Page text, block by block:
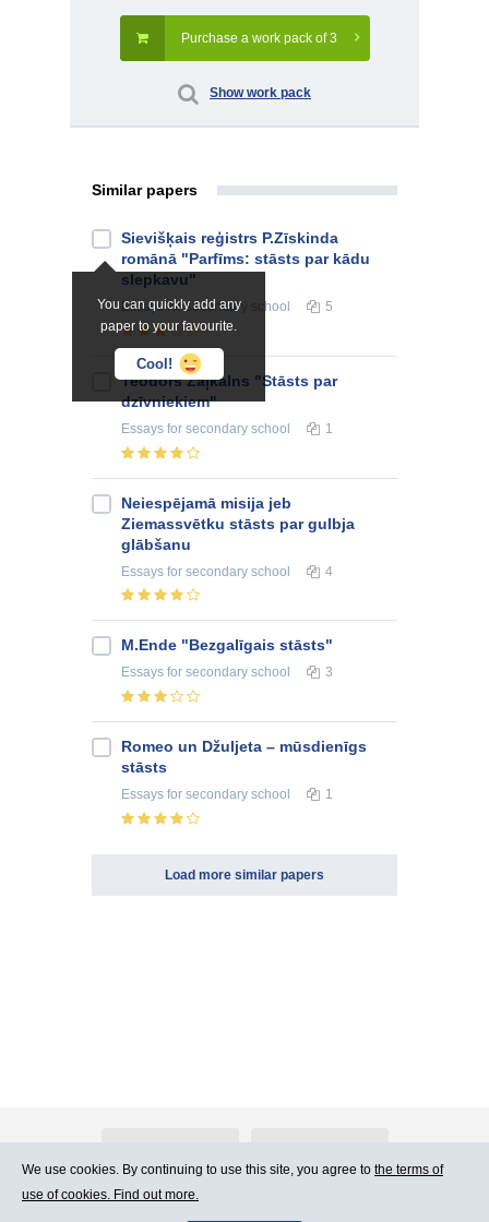
Purchase a work pack of 3
Show work pack
Similar papers
You can quickly add any
paper to your favourite.
Cool!
Sievišķais reģistrs P.Zīskinda
romānā "Parfīms: stāsts par kādu
slepkavu"
Essaysfor secondary school 5
Teodors Zaļkalns "Stāsts par
dzīvniekiem"
Essays for secondary school 1
Neiespējamā misija jeb
Ziemassvētku stāsts par gulbja
glābšanu
Essays for secondary school 4
M.Ende "Bezgalīgais stāsts"
Essays for secondary school 3
Romeo un Džuljeta – mūsdienīgs
stāsts
Essays for secondary school 1
Load more similar papers
We use cookies. By continuing to use this site, you agree to the terms of
use of cookies. Find out more.